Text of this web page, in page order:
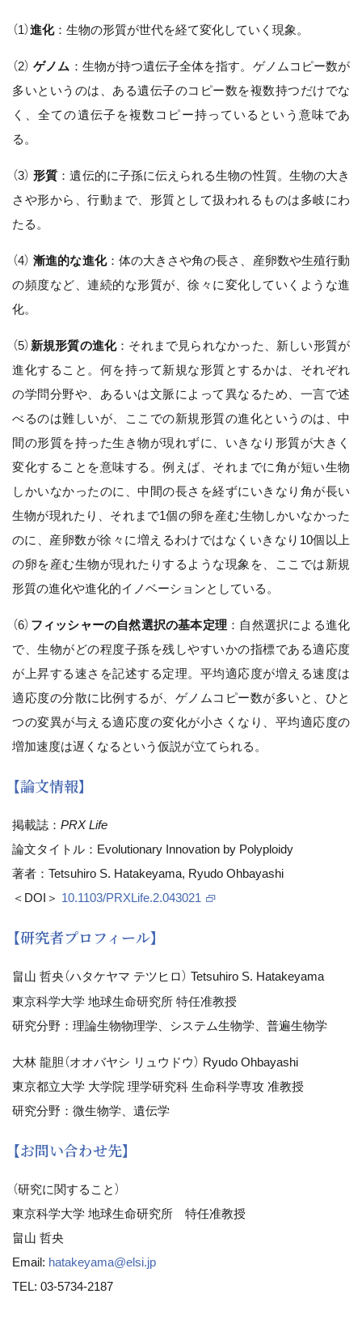
（1）進化：生物の形質が世代を経て変化していく現象。
（2） ゲノム ：生物が持つ遺伝子全体を指す。ゲノムコピー数が
多いというのは、ある遺伝子のコピー数を複数持つだけでな
く、全ての遺伝子を複数コピー持っているという意味であ
る。
（3）形質 ：遺伝的に子孫に伝えられる生物の性質。生物の大き
さや形から、行動まで、形質として扱われるものは多岐にわ
たる。
（4）漸進的な進化：体の大きさや角の長さ、産卵数や生殖行動
の頻度など、連続的な形質が、徐々に変化していくような進
化。
（5） 新規形質の進化：それまで見られなかった、新しい形質が
進化すること。何を持って新規な形質とするかは、それぞれ
の学問分野や、あるいは文脈によって異なるため、一言で述
べるのは難しいが、ここでの新規形質の進化というのは、中
間の形質を持った生き物が現れずに、いきなり形質が大きく
変化することを意味する。例えば、それまでに角が短い生物
しかいなかったのに、中間の長さを経ずにいきなり角が長い
生物が現れたり、それまで1個の卵を産む生物しかいなかった
のに、産卵数が徐々に増えるわけではなくいきなり10個以上
の卵を産む生物が現れたりするような現象を、ここでは新規
形質の進化や進化的イノベーションとしている。
（6） フィッシャーの自然選択の基本定理 ：自然選択による進化
で、生物がどの程度子孫を残しやすいかの指標である適応度
が上昇する速さを記述する定理。平均適応度が増える速度は
適応度の分散に比例するが、ゲノムコピー数が多いと、ひと
つの変異が与える適応度の変化が小さくなり、平均適応度の
増加速度は遅くなるという仮説が立てられる。
【論文情報】
掲載誌： PRX Life
論文タイトル：Evolutionary Innovation by Polyploidy
著者：Tetsuhiro S. Hatakeyama, Ryudo Ohbayashi
＜DOI＞ 10.1103/PRXLife.2.043021
【研究者プロフィール】
畠山 哲央（ハタケヤマ テツヒロ） Tetsuhiro S. Hatakeyama
東京科学大学 地球生命研究所 特任准教授
研究分野：理論生物物理学、システム生物学、普遍生物学
大林 龍胆（オオバヤシ リュウドウ） Ryudo Ohbayashi
東京都立大学 大学院 理学研究科 生命科学専攻 准教授
研究分野：微生物学、遺伝学
【お問い合わせ先】
（研究に関すること）
東京科学大学 地球生命研究所 特任准教授
畠山 哲央
Email: hatakeyama@elsi.jp
TEL: 03-5734-2187